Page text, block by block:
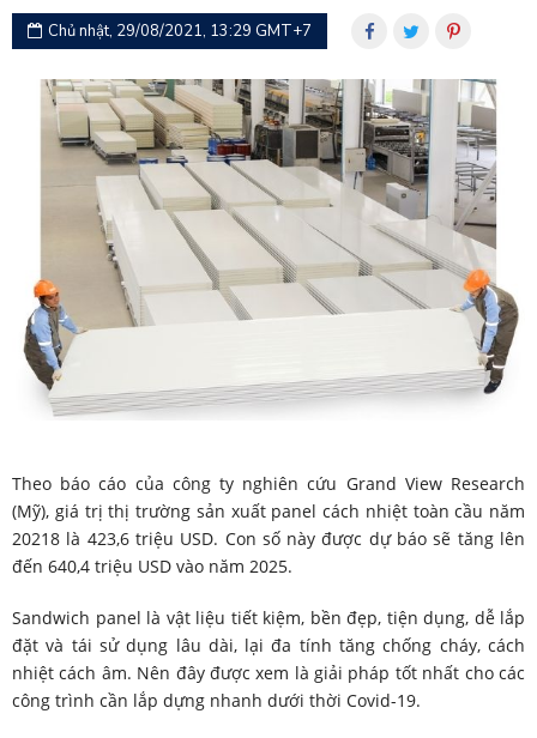
Chủ nhật, 29/08/2021, 13:29 GMT+7
Theo báo cáo của công ty nghiên cứu Grand View Research
(Mỹ), giá trị thị trường sản xuất panel cách nhiệt toàn cầu năm
20218 là 423,6 triệu USD. Con số này được dự báo sẽ tăng lên
đến 640,4 triệu USD vào năm 2025.
Sandwich panel là vật liệu tiết kiệm, bền đẹp, tiện dụng, dễ lắp
đặt và tái sử dụng lâu dài, lại đa tính tăng chống cháy, cách
nhiệt cách âm. Nên đây được xem là giải pháp tốt nhất cho các
công trình cần lắp dựng nhanh dưới thời Covid-19.